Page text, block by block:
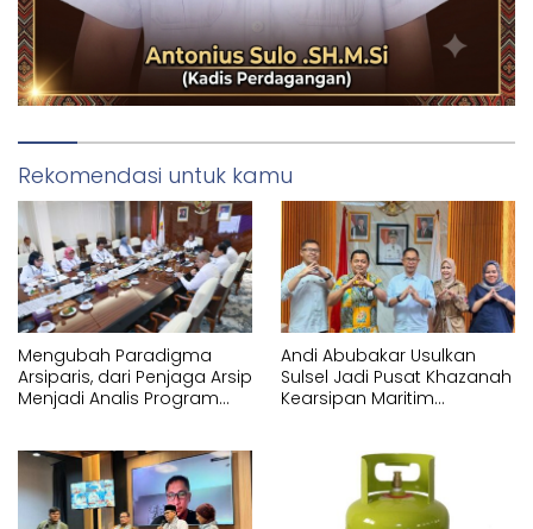
Rekomendasi untuk kamu
Mengubah Paradigma
Arsiparis, dari Penjaga Arsip
Menjadi Analis Program
Andi Abubakar Usulkan
Sulsel Jadi Pusat Khazanah
Kearsipan Maritim